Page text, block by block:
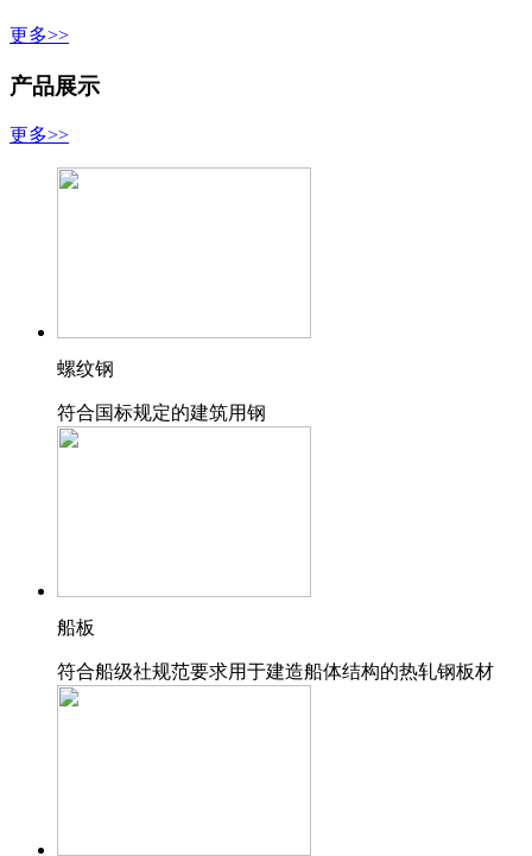
更多>>
产品展示
更多>>
螺纹钢
符合国标规定的建筑用钢
船板
符合船级社规范要求用于建造船体结构的热轧钢板材